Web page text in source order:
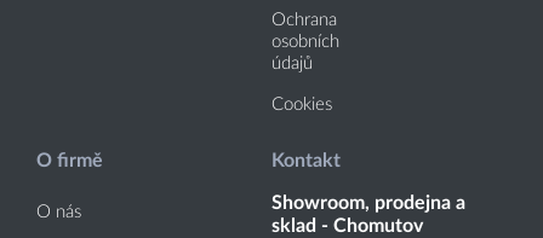
Ochrana
osobních
údajů
Cookies
O firmě
O nás
Kontakt
Showroom, prodejna a
sklad - Chomutov